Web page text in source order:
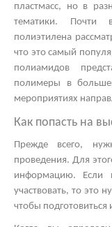
пластмасс, но в
тематики. Почти
полиэтилена
что это самый
полиамидов
полимеры в
мероприятиях
Как попасть на
Прежде всего,
проведения. Для
информацию. Если
участвовать, то это
чтобы подготовиться